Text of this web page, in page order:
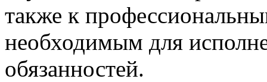
также к
необходимым для
обязанностей.